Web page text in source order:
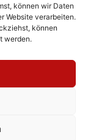
können wir Daten
Website verarbeiten.
können
werden.
2 (19:10)